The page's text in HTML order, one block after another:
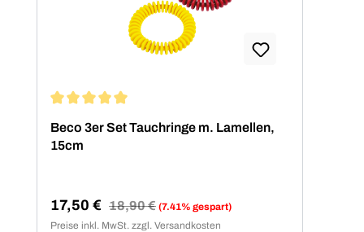
Beco 3er Set Tauchringe m. Lamellen,
15cm
Verkaufspreis:
17,50 € Regulärer Preis:
18,90 € (7.41% gespart)
Preise inkl. MwSt. zzgl. Versandkosten